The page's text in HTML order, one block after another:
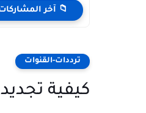
📁 آخر
ترددات-القنوات
كيفية